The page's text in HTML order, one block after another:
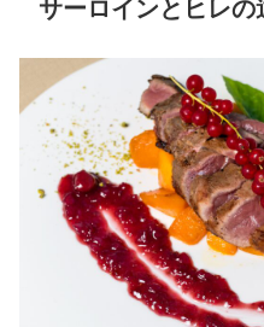
サーロインとヒレの